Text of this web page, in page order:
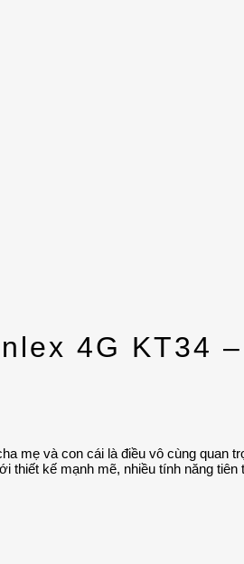
4G KT34
mẹ và con cái là điều vô cùng quan
kế mạnh mẽ, nhiều tính năng